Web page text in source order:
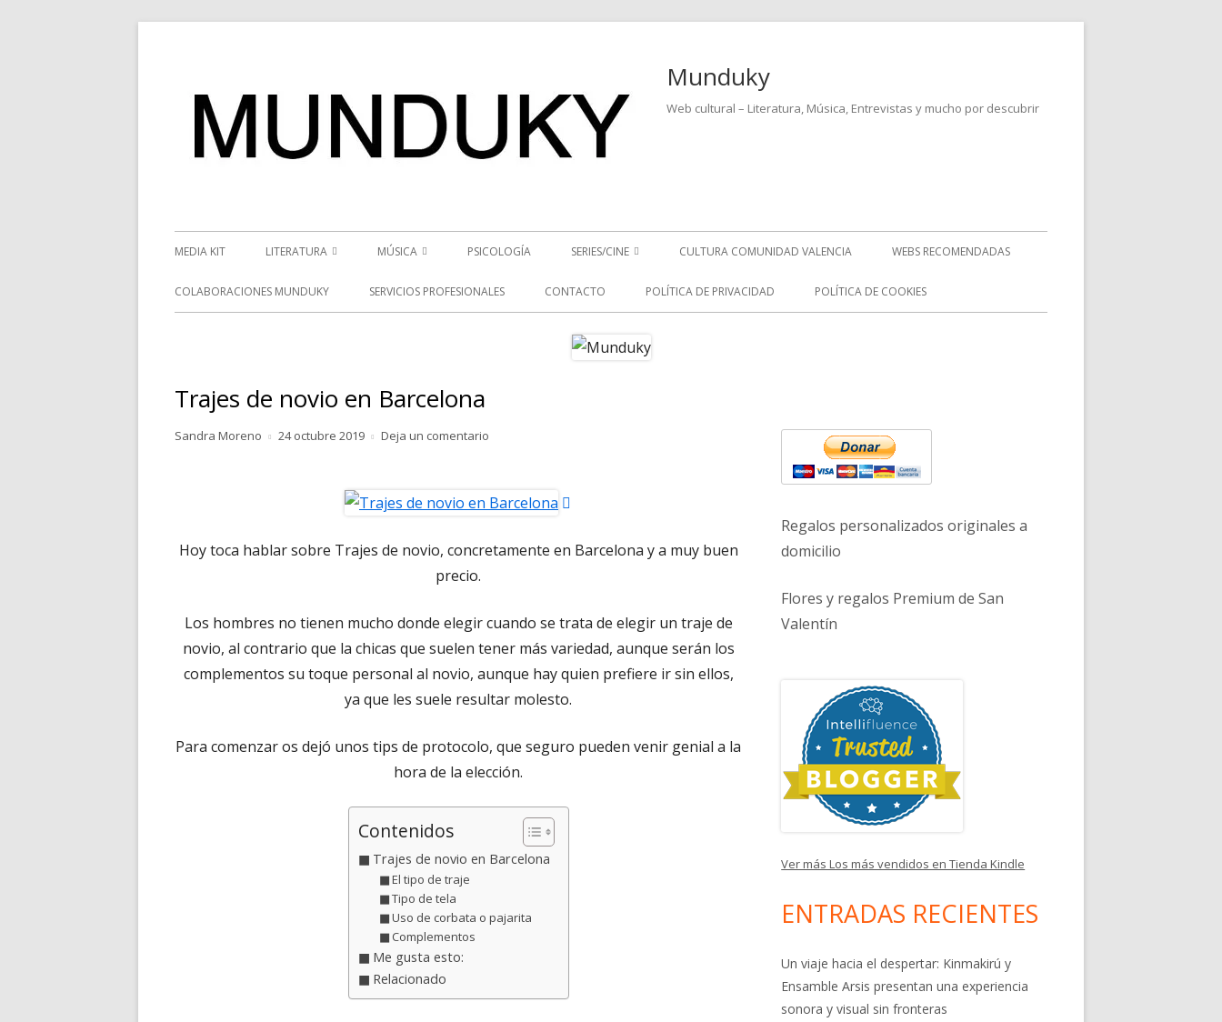
Munduky
Web cultural – Literatura, Música, Entrevistas y mucho por descubrir
Menú
principal
MEDIA KIT LITERATURA
RESEÑAS
DESCUBRIENDO ESCRITORES
RELATOS
MÚSICA
NOTICIAS MUSICALES
PSICOLOGÍA SERIES/CINE
SERIES
CULTURA COMUNIDAD VALENCIA WEBS RECOMENDADAS
COLABORACIONES MUNDUKY SERVICIOS PROFESIONALES CONTACTO POLÍTICA DE PRIVACIDAD POLÍTICA DE COOKIES
Trajes de novio en Barcelona
Autor
Sandra Moreno
Publicado
24 octubre 2019 Deja un comentario
una
Hoy toca hablar sobre Trajes de novio, concretamente en Barcelona y a muy buen
precio.
Los hombres no tienen mucho donde elegir cuando se trata de elegir un traje de
novio, al contrario que la chicas que suelen tener más variedad, aunque serán los
complementos su toque personal al novio, aunque hay quien prefiere ir sin ellos,
ya que les suele resultar molesto.
Para comenzar os dejó unos tips de protocolo, que seguro pueden venir genial a la
hora de la elección.
Contenidos
Trajes de novio en Barcelona
El tipo de traje
Tipo de tela
Uso de corbata o pajarita
Complementos
Me gusta esto:
Relacionado
lateral
principal
Regalos personalizados originales a
domicilio
Flores y regalos Premium de San
Valentín
Ver más Los más vendidos en Tienda Kindle
ENTRADAS RECIENTES
Un viaje hacia el despertar: Kinmakirú y
Ensamble Arsis presentan una experiencia
sonora y visual sin fronteras